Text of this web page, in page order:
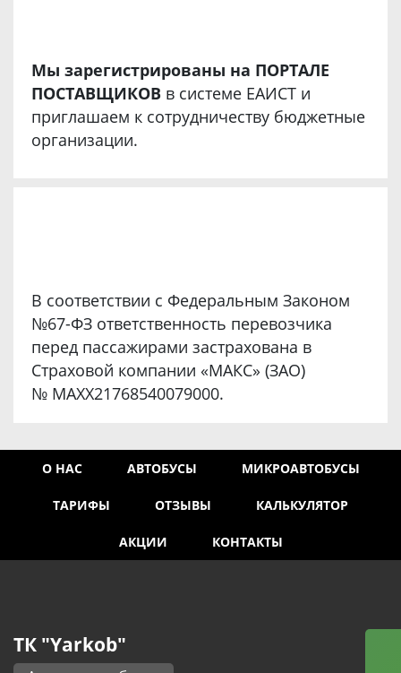
Мы зарегистрированы на ПОРТАЛЕ
ПОСТАВЩИКОВ в системе ЕАИСТ и
приглашаем к сотрудничеству бюджетные
организации.
В соответствии с Федеральным Законом
№67-ФЗ ответственность перевозчика
перед пассажирами застрахована в
Страховой компании «МАКС» (ЗАО)
№ MAXX21768540079000.
О НАС АВТОБУСЫ МИКРОАВТОБУСЫ
ТАРИФЫ ОТЗЫВЫ КАЛЬКУЛЯТОР
АКЦИИ КОНТАКТЫ
ТК "Yarkob"